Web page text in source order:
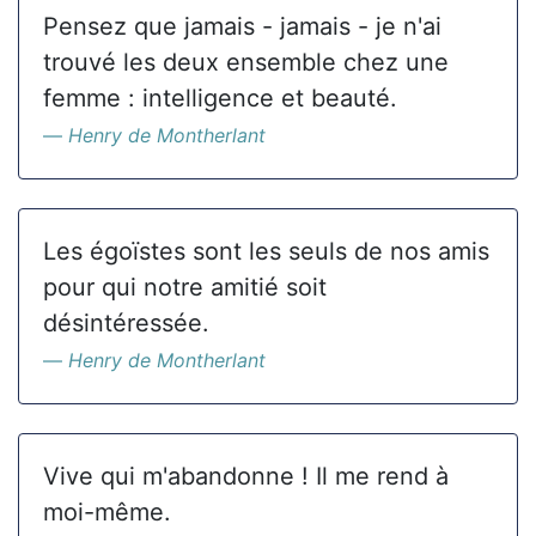
Pensez que jamais - jamais - je n'ai
trouvé les deux ensemble chez une
femme : intelligence et beauté.
Henry de Montherlant
Les égoïstes sont les seuls de nos amis
pour qui notre amitié soit
désintéressée.
Henry de Montherlant
Vive qui m'abandonne ! Il me rend à
moi-même.